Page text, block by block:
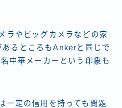
ラやビッグカメラなどの家
るところもAnkerと同じで
中華メーカーという印象も
一定の信用を持っても問題